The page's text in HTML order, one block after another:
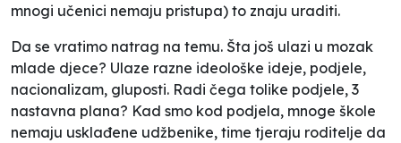
mnogi učenici nemaju pristupa) to znaju uraditi.
Da se vratimo natrag na temu. Šta još ulazi u mozak
mlade djece? Ulaze razne ideološke ideje, podjele,
nacionalizam, gluposti. Radi čega tolike podjele, 3
nastavna plana? Kad smo kod podjela, mnoge škole
nemaju usklađene udžbenike, time tjeraju roditelje da